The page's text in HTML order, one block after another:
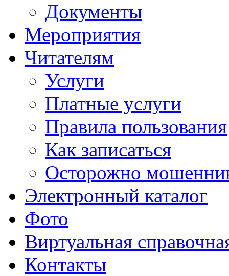
Документы
Мероприятия
Читателям
Услуги
Платные услуги
Правила пользования
Как записаться
Осторожно
Электронный каталог
Фото
Виртуальная
Контакты